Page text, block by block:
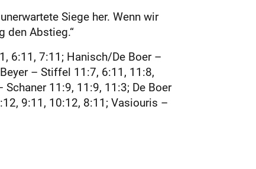
Siege her. Wenn wir
den Abstieg.“
6:11, 7:11; Hanisch/De Boer –
– Stiffel 11:7, 6:11, 11:8,
11:9, 11:9, 11:3; De Boer
9:11, 10:12, 8:11; Vasiouris –